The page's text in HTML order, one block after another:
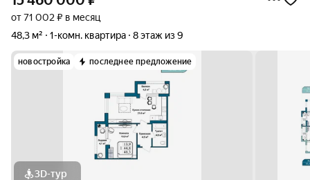
от 71 002 ₽ в месяц
48,3 м²
1-комн. квартира 8 этаж из 9
новостройка последнее предложение
3D-тур